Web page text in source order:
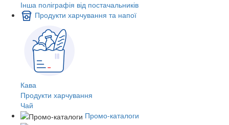
Інша поліграфія від постачальників
Продукти харчування та напої
Кава
Продукти харчування
Чай
Промо-каталоги